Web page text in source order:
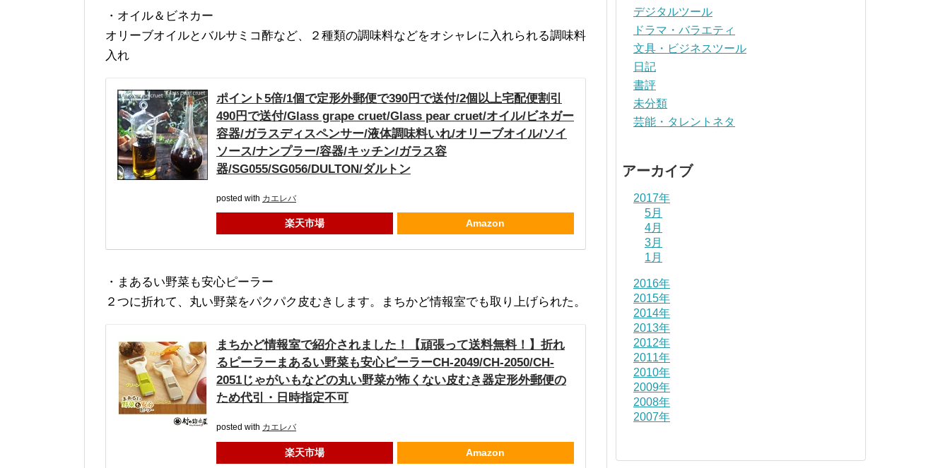
・オイル＆ビネカー
オリーブオイルとバルサミコ酢など、２種類の調味料などをオシャレに入れられる調味料
入れ
ポイント5倍/1個で定形外郵便で390円で送付/2個以上宅配便割引
490円で送付/Glass grape cruet/Glass pear cruet/オイル/ビネガー
容器/ガラスディスペンサー/液体調味料いれ/オリーブオイル/ソイ
ソース/ナンプラー/容器/キッチン/ガラス容
器/SG055/SG056/DULTON/ダルトン
posted with カエレバ
楽天市場 Amazon
・まあるい野菜も安心ピーラー
２つに折れて、丸い野菜をパクパク皮むきします。まちかど情報室でも取り上げられた。
まちかど情報室で紹介されました！【頑張って送料無料！】折れ
るピーラーまあるい野菜も安心ピーラーCH-2049/CH-2050/CH-
2051じゃがいもなどの丸い野菜が怖くない皮むき器定形外郵便の
ため代引・日時指定不可
posted with カエレバ
楽天市場 Amazon
デジタルツール
ドラマ・バラエティ
文具・ビジネスツール
日記
書評
未分類
芸能・タレントネタ
アーカイブ
2017年
5月
4月
3月
1月
2016年
2015年
2014年
2013年
2012年
2011年
2010年
2009年
2008年
2007年